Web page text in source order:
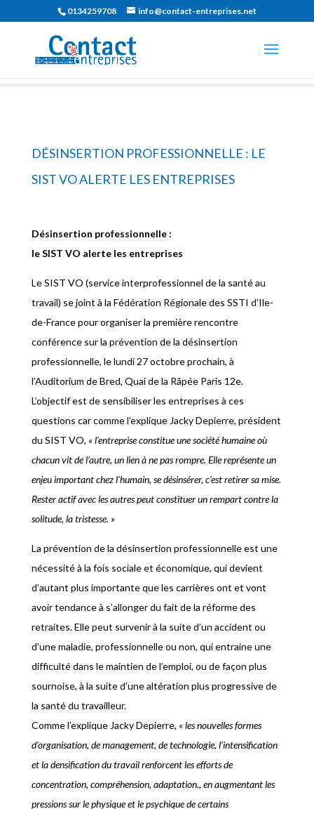
0134259708 info@contact-entreprises.net
DÉSINSERTION PROFESSIONNELLE : LE
SIST VO ALERTE LES ENTREPRISES
Désinsertion professionnelle :
le SIST VO alerte les entreprises
Le SIST VO (service interprofessionnel de la santé au
travail) se joint à la Fédération Régionale des SSTI d’Ile-
de-France pour organiser la première rencontre
conférence sur la prévention de la désinsertion
professionnelle, le lundi 27 octobre prochain, à
l’Auditorium de Bred, Quai de la Râpée Paris 12e.
L’objectif est de sensibiliser les entreprises à ces
questions car comme l’explique Jacky Depierre, président
du SIST VO, « l’entreprise constitue une société humaine où
chacun vit de l’autre, un lien à ne pas rompre. Elle représente un
enjeu important chez l’humain, se désinsérer, c’est retirer sa mise.
Rester actif avec les autres peut constituer un rempart contre la
solitude, la tristesse. »
La prévention de la désinsertion professionnelle est une
nécessité à la fois sociale et économique, qui devient
d’autant plus importante que les carrières ont et vont
avoir tendance à s’allonger du fait de la réforme des
retraites. Elle peut survenir à la suite d’un accident ou
d’une maladie, professionnelle ou non, qui entraine une
difficulté dans le maintien de l’emploi, ou de façon plus
sournoise, à la suite d’une altération plus progressive de
la santé du travailleur.
Comme l’explique Jacky Depierre, « les nouvelles formes
d’organisation, de management, de technologie, l’intensification
et la densification du travail renforcent les efforts de
concentration, compréhension, adaptation., en augmentant les
pressions sur le physique et le psychique de certains